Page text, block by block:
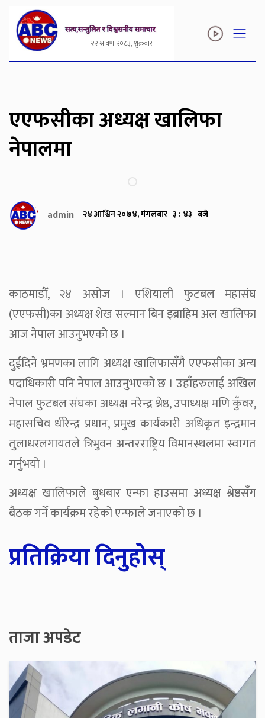
२२ श्रावण २०८३, शुक्रबार
एएफसीका अध्यक्ष खालिफा
नेपालमा
admin २४ आश्विन २०७४, मंगलबार ३ : ४३ बजे
काठमाडौँ, २४ असोज । एशियाली फुटबल महासंघ
(एएफसी)का अध्यक्ष शेख सल्मान बिन इब्राहिम अल खालिफा
आज नेपाल आउनुभएको छ ।
दुईदिने भ्रमणका लागि अध्यक्ष खालिफासँगै एएफसीका अन्य
पदाधिकारी पनि नेपाल आउनुभएको छ । उहाँहरुलाई अखिल
नेपाल फुटबल संघका अध्यक्ष नरेन्द्र श्रेष्ठ, उपाध्यक्ष मणि कुँवर,
महासचिव धीरेन्द्र प्रधान, प्रमुख कार्यकारी अधिकृत इन्द्रमान
तुलाधरलगायतले त्रिभुवन अन्तरराष्ट्रिय विमानस्थलमा स्वागत
गर्नुभयो ।
अध्यक्ष खालिफाले बुधबार एन्फा हाउसमा अध्यक्ष श्रेष्ठसँग
बैठक गर्ने कार्यक्रम रहेको एन्फाले जनाएको छ ।
प्रतिक्रिया दिनुहोस्
ताजा अपडेट